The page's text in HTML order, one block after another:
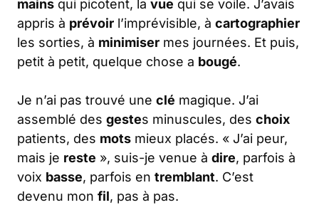
mains qui picotent, la vue qui se voile. J’avais
appris à prévoir l’imprévisible, à cartographier
les sorties, à minimiser mes journées. Et puis,
petit à petit, quelque chose a bougé.
Je n’ai pas trouvé une clé magique. J’ai
assemblé des gestes minuscules, des choix
patients, des mots mieux placés. « J’ai peur,
mais je reste », suis-je venue à dire, parfois à
voix basse, parfois en tremblant. C’est
devenu mon fil, pas à pas.